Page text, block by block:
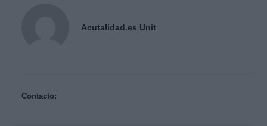
Acutalidad.es Unit
Contacto: